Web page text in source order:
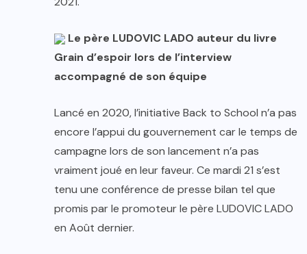
Le père LUDOVIC LADO auteur du livre
Grain d’espoir lors de l’interview
accompagné de son équipe
Lancé en 2020, l’initiative Back to School n’a pas
encore l’appui du gouvernement car le temps de
campagne lors de son lancement n’a pas
vraiment joué en leur faveur. Ce mardi 21 s’est
tenu une conférence de presse bilan tel que
promis par le promoteur le père LUDOVIC LADO
en Août dernier.